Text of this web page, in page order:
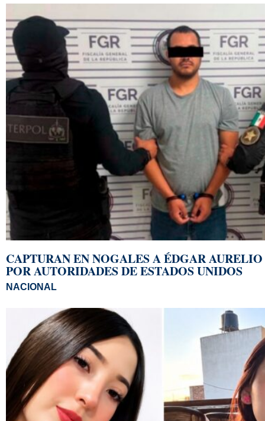
CAPTURAN EN NOGALES A ÉDGAR
POR AUTORIDADES DE ESTADOS UNIDOS
NACIONAL